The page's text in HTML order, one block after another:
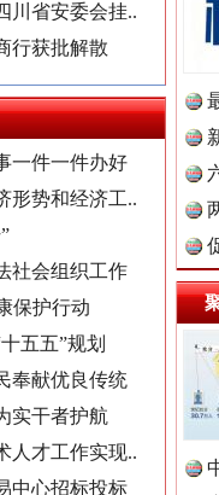
川省安委会挂..
行获批解散
一件一件办好
形势和经济工..
社会组织工作
保护行动
五五”规划
奉献优良传统
实干者护航
人才工作实现..
中心招标投标
全民新
公众新
脊 天路回响